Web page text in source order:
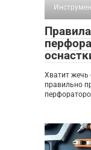
Хватит жечь
правильно